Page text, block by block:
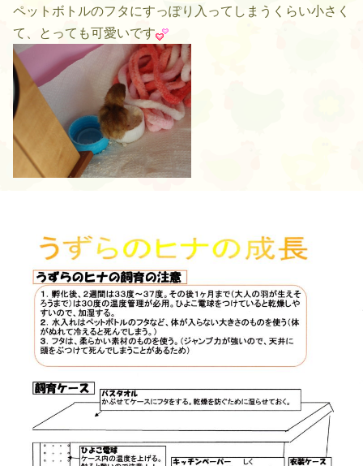
ペットボトルのフタにすっぽり入ってしまうくらい小さく
て、とっても可愛いです